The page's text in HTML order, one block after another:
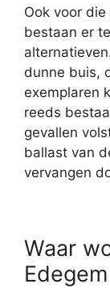
Ook voor
bestaan er
dunne buis,
exemplaren
reeds
gevallen
ballast van
vervangen
Waar